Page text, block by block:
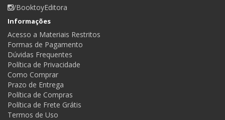
/BooktoyEditora
Informações
Acesso a Materiais Restritos
Formas de Pagamento
Dúvidas Frequentes
Política de Privacidade
Como Comprar
Prazo de Entrega
Política de Compras
Política de Frete Grátis
Termos de Uso